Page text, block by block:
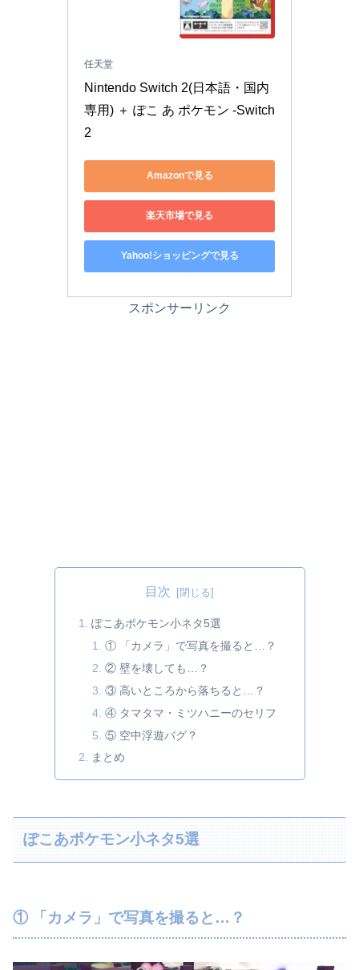
任天堂
Nintendo Switch 2(日本語・国内
専用) ＋ ぽこ あ ポケモン -Switch
2
Amazonで見る
楽天市場で見る
Yahoo!ショッピングで見る
スポンサーリンク
目次
ぽこあポケモン小ネタ5選
① 「カメラ」で写真を撮ると…？
② 壁を壊しても…？
③ 高いところから落ちると…？
④ タマタマ・ミツハニーのセリフ
⑤ 空中浮遊バグ？
まとめ
ぽこあポケモン小ネタ5選
① 「カメラ」で写真を撮ると…？